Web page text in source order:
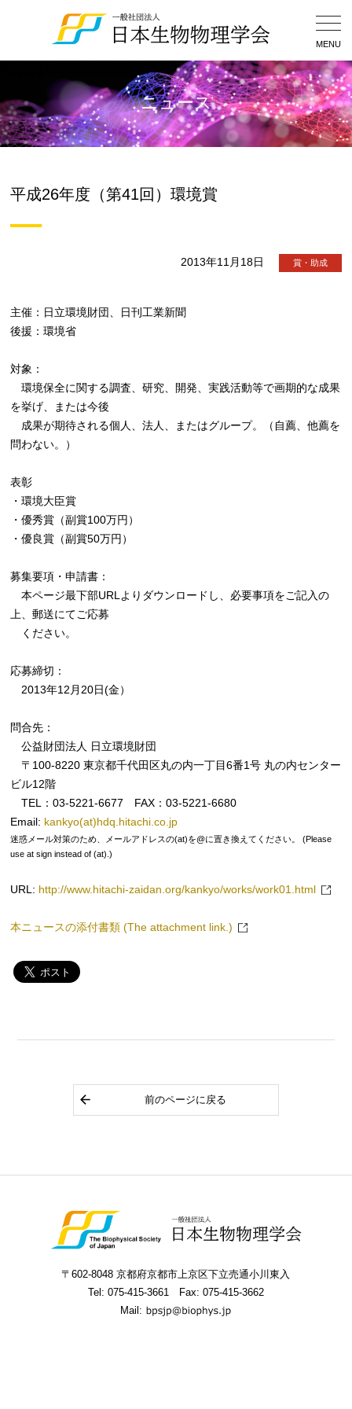
MENU
ニュース
平成26年度（第41回）環境賞
2013年11月18日 賞・助成
主催：日立環境財団、日刊工業新聞
後援：環境省
対象：
環境保全に関する調査、研究、開発、実践活動等で画期的な成果
を挙げ、または今後
成果が期待される個人、法人、またはグループ。（自薦、他薦を
問わない。）
表彰
・環境大臣賞
・優秀賞（副賞100万円）
・優良賞（副賞50万円）
募集要項・申請書：
本ページ最下部URLよりダウンロードし、必要事項をご記入の
上、郵送にてご応募
ください。
応募締切：
2013年12月20日(金）
問合先：
公益財団法人 日立環境財団
〒100-8220 東京都千代田区丸の内一丁目6番1号 丸の内センター
ビル12階
TEL：03-5221-6677 FAX：03-5221-6680
Email: kankyo(at)hdq.hitachi.co.jp
迷惑メール対策のため、メールアドレスの(at)を@に置き換えてください。 (Please
use at sign instead of (at).)
URL: http://www.hitachi-zaidan.org/kankyo/works/work01.html
本ニュースの添付書類 (The attachment link.)
前のページに戻る
〒602-8048 京都府京都市上京区下立売通小川東入
Tel: 075-415-3661
Fax: 075-415-3662
Mail: